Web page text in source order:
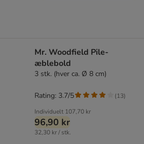
Mr. Woodfield Pile-
æblebold
3 stk. (hver ca. Ø 8 cm)
Individuelt 107,70 kr
96,90 kr
32,30 kr / stk.
Rating: 3.7/5 (13)